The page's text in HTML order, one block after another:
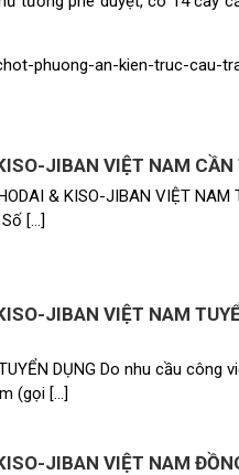
phuong-an-kien-truc-cau-
JIBAN VIỆT NAM
& KISO-JIBAN VIỆT
[…]
JIBAN VIỆT NAM
DỤNG Do nhu cầu
(gọi […]
JIBAN VIỆT NAM